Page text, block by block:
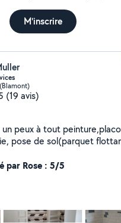
M'inscrire
(19 avis)
peux à tout peinture,placo
pose de sol(parquet
entretien espaces verts.
par Rose : 5/5